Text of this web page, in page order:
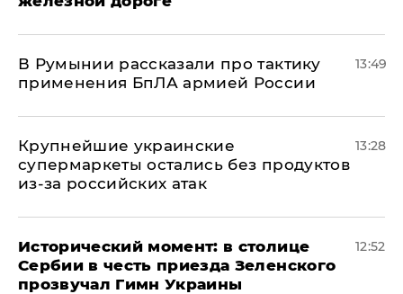
В Румынии рассказали про тактику
применения БпЛА армией России
13:49
Крупнейшие украинские
супермаркеты остались без продуктов
из-за российских атак
13:28
Исторический момент: в столице
Сербии в честь приезда Зеленского
прозвучал Гимн Украины
12:52